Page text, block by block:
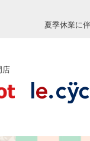
夏季休業に
店